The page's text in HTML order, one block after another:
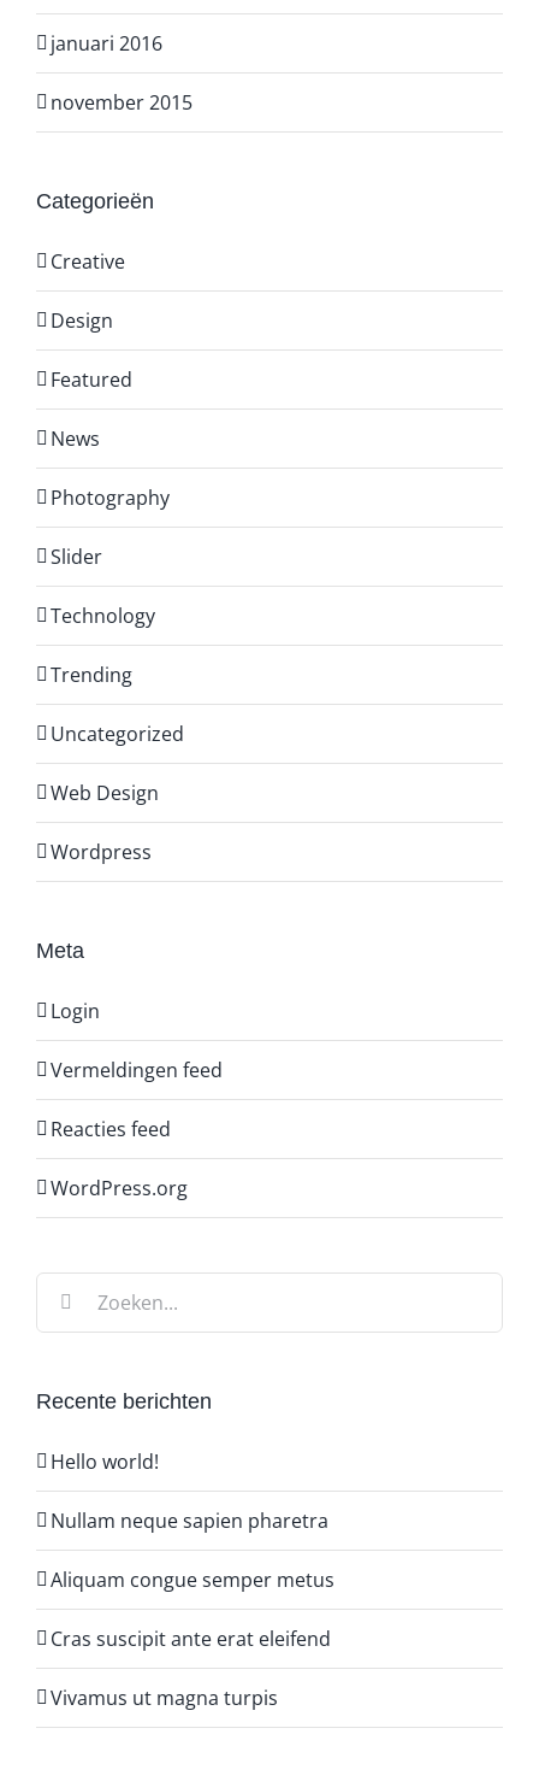
januari 2016
november 2015
Categorieën
Creative
Design
Featured
News
Photography
Slider
Technology
Trending
Uncategorized
Web Design
Wordpress
Meta
Login
Vermeldingen feed
Reacties feed
WordPress.org
Zoeken
Recente berichten
Hello world!
Nullam neque sapien pharetra
Aliquam congue semper metus
Cras suscipit ante erat eleifend
Vivamus ut magna turpis